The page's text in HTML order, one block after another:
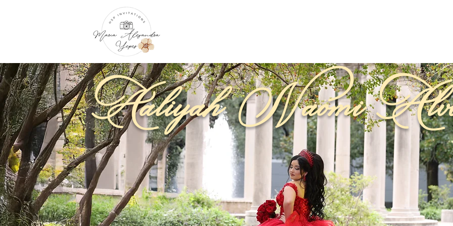
Aaliyah Naomi